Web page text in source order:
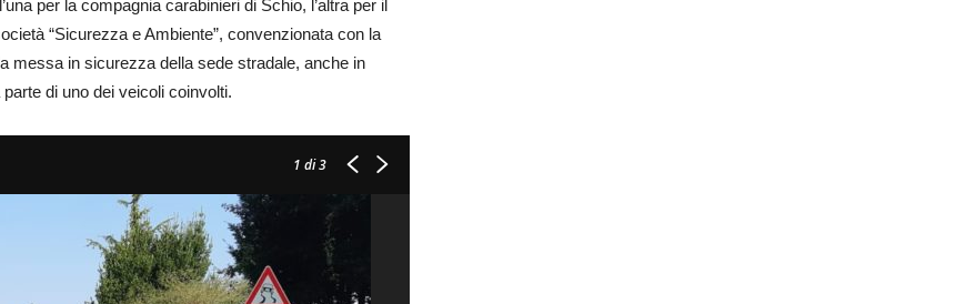
per la compagnia carabinieri di Schio, l’altra per il
“Sicurezza e Ambiente”, convenzionata con la
messa in sicurezza della sede stradale, anche in
di uno dei veicoli coinvolti.
1 di 3